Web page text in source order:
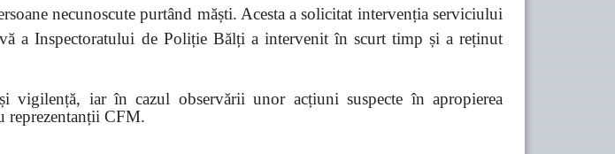
necunoscute purtând măști. Acesta a solicitat intervenția serviciului
a Inspectoratului de Poliție Bălți a intervenit în scurt timp și a reținut
vigilență, iar în cazul observării unor acțiuni suspecte în apropierea
reprezentanții CFM.